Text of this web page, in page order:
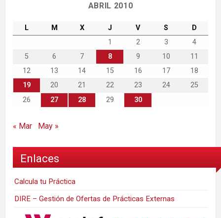
ABRIL 2010
L M X J V S
D
1
2 3
4
5
6 7 8 9 10
11
12
13 14 15 16 17
18
19
20 21 22 23 24
25
26
27 28 29 30
« Mar May »
Enlaces
Calcula tu Práctica
DIRE – Gestión de Ofertas de Prácticas Externas